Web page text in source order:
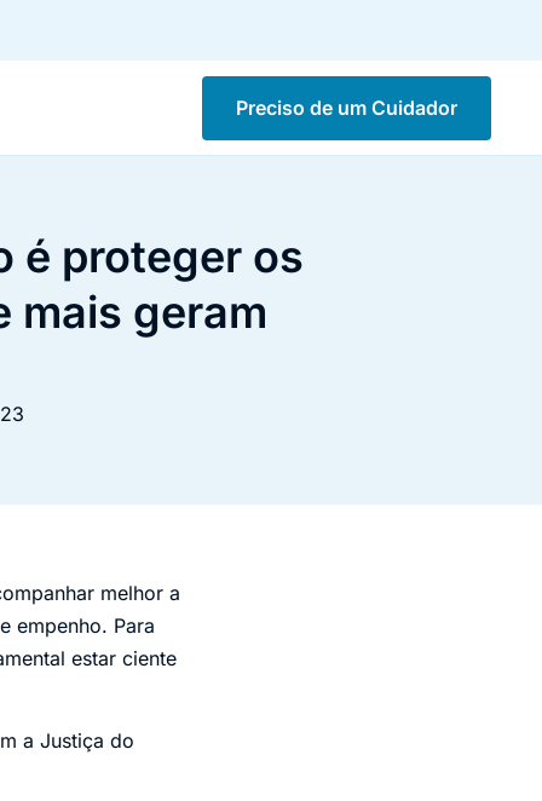
Preciso de um Cuidador
é proteger os
mais geram
melhor a
empenho. Para
estar ciente
a Justiça do